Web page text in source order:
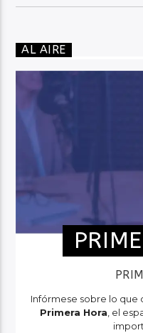
AL AIRE
Infórmese sobre lo que
Primera Hora, el